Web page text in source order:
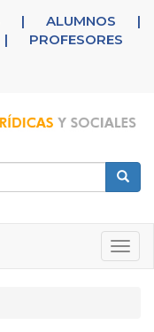
| ALUMNOS
|
| PROFESORES